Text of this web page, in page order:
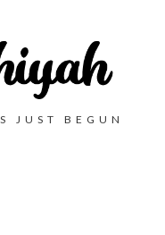
JUST BEGUN